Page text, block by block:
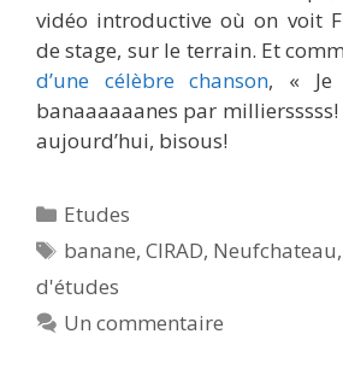
vidéo introductive où on voit
de stage, sur le terrain. Et
d’une célèbre chanson, « Je
banaaaaaanes par milliersssss!
aujourd’hui, bisous!
Catégories
Etudes
Étiquettes
banane,CIRAD, Neufchateau
d'études
Un commentaire